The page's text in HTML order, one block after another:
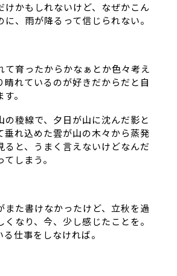
けかもしれないけど、なぜかこん
に、雨が降るって信じられない。
て育ったからかなぁとか色々考え
晴れているのが好きだからだと自
。
の稜線で、夕日が山に沈んだ影と
垂れ込めた雲が山の木々から蒸発
ると、うまく言えないけどなんだ
しまう。
また書けなかったけど、立秋を過
なり、今、少し感じたことを。
仕事をしなければ。